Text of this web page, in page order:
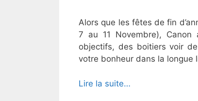
Alors que les fêtes de fin
7 au 11 Novembre), Canon
objectifs, des boitiers voir
votre bonheur dans la longue
Lire la suite…